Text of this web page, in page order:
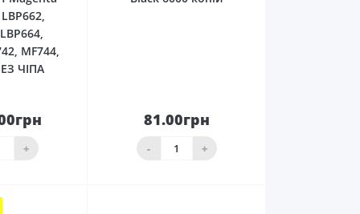
MF744,
ЧІПА
+
До
81.00грн
- +
кошика